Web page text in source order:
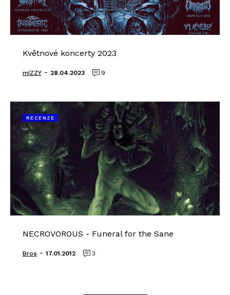
Květnové koncerty 2023
mIZZY - 28.04.2023 9
RECENZE
NECROVOROUS - Funeral for the Sane
Bros - 17.01.2012 3